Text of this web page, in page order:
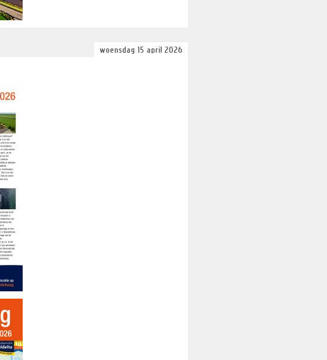
woensdag 15 april 2026